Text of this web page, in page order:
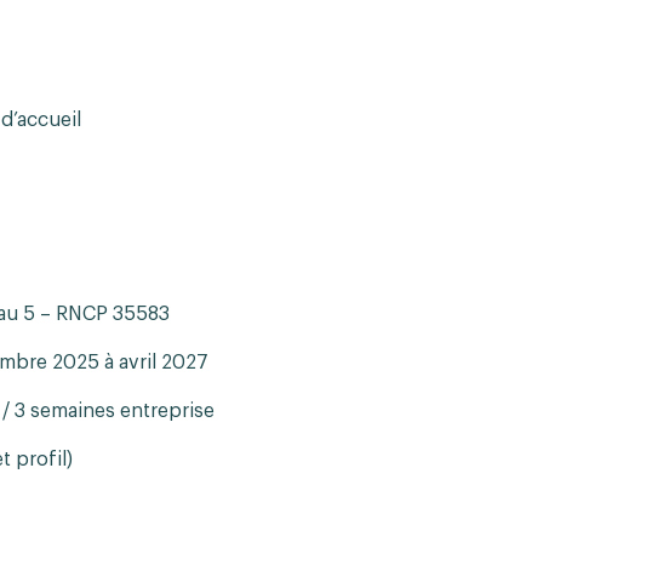
5 – RNCP 35583
2025 à avril 2027
/ 3 semaines entreprise
profil)